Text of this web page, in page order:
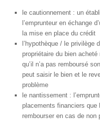
le cautionnement : un
l’emprunteur en échange
la mise en place du crédit
l’hypothèque / le privilège
propriétaire du bien
qu’il n’a pas remboursé
peut saisir le bien et le
problème
le nantissement :
placements financiers que
rembourser en cas de non